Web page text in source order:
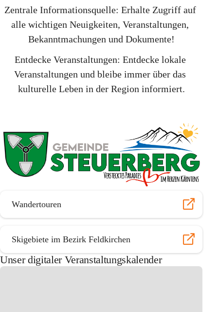
Zentrale Informationsquelle: Erhalte Zugriff auf
alle wichtigen Neuigkeiten, Veranstaltungen,
Bekanntmachungen und Dokumente!
Entdecke Veranstaltungen: Entdecke lokale
Veranstaltungen und bleibe immer über das
kulturelle Leben in der Region informiert.
Wandertouren
Skigebiete im Bezirk Feldkirchen
Unser digitaler Veranstaltungskalender